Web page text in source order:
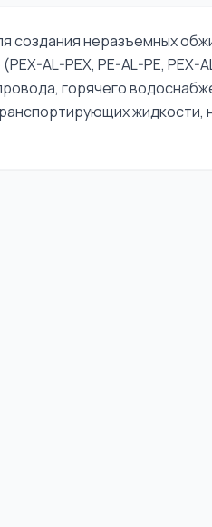
создания неразъемных
AL-PEX, PE-AL-PE, PEX-
горячего
жидкости,